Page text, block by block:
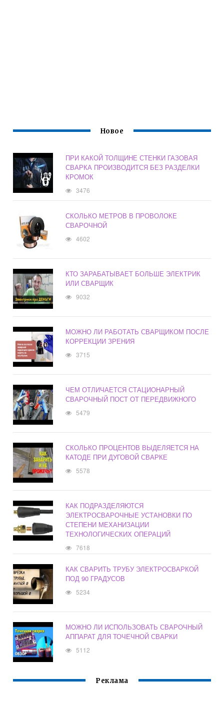
Новое
ПРИ КАКОЙ ТОЛЩИНЕ СТЕНКИ ГАЗОВАЯ
СВАРКА ПРОИЗВОДИТСЯ БЕЗ РАЗДЕЛКИ
КРОМОК
3476
СКОЛЬКО МЕТРОВ В ПРОВОЛОКЕ
СВАРОЧНОЙ
4602
КТО ЗАРАБАТЫВАЕТ БОЛЬШЕ ЭЛЕКТРИК
ИЛИ СВАРЩИК
9032
МОЖНО ЛИ РАБОТАТЬ СВАРЩИКОМ ПОСЛЕ
КОРРЕКЦИИ ЗРЕНИЯ
3715
ЧЕМ ОТЛИЧАЕТСЯ СТАЦИОНАРНЫЙ
СВАРОЧНЫЙ ПОСТ ОТ ПЕРЕДВИЖНОГО
5479
СКОЛЬКО ПРОЦЕНТОВ ВЫДЕЛЯЕТСЯ НА
КАТОДЕ ПРИ ДУГОВОЙ СВАРКЕ
5578
КАК ПОДРАЗДЕЛЯЮТСЯ
ЭЛЕКТРОСВАРОЧНЫЕ УСТАНОВКИ ПО
СТЕПЕНИ МЕХАНИЗАЦИИ
ТЕХНОЛОГИЧЕСКИХ ОПЕРАЦИЙ
7618
КАК СВАРИТЬ ТРУБУ ЭЛЕКТРОСВАРКОЙ
ПОД 90 ГРАДУСОВ
5234
МОЖНО ЛИ ИСПОЛЬЗОВАТЬ СВАРОЧНЫЙ
АППАРАТ ДЛЯ ТОЧЕЧНОЙ СВАРКИ
5112
Реклама